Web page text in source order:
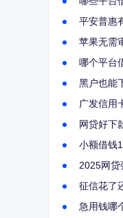
平安普惠
苹果无需
哪个平台
黑户也能
广发信用
网贷好下
小额借钱
2025网贷
征信花了
急用钱哪